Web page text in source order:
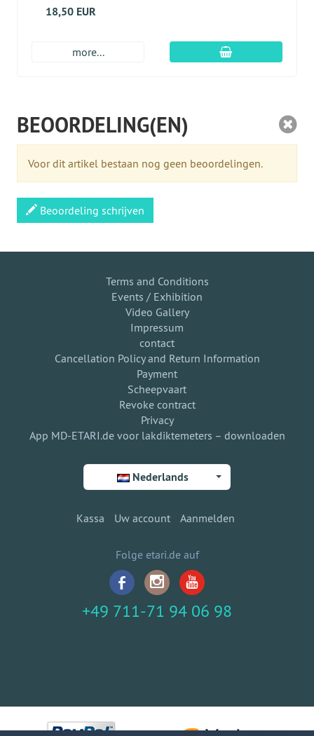
18,50 EUR
more... In winkelmandje
BEOORDELING(EN)
Voor dit artikel bestaan nog geen beoordelingen.
Beoordeling schrijven
Terms and Conditions
Events / Exhibition
Video Gallery
Impressum
contact
Cancellation Policy and Return Information
Payment
Scheepvaart
Revoke contract
Privacy
App MD-ETARI.de voor lakdiktemeters – downloaden
Nederlands
Kassa Uw account Aanmelden
Folge etari.de auf
+49 711-71 94 06 98